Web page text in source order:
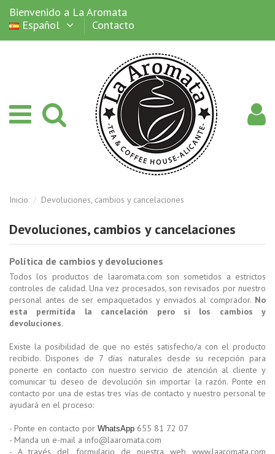
Bienvenido a La Aromata
Español
Contacto
Inicio Devoluciones, cambios y cancelaciones
Devoluciones, cambios y cancelaciones
Política de cambios y devoluciones
Todos los productos de laaromata.com son sometidos a estrictos
controles de calidad. Una vez procesados, son revisados por nuestro
personal antes de ser empaquetados y enviados al comprador. No
esta permitida la cancelación pero si los cambios y
devoluciones.
Existe la posibilidad de que no estés satisfecho/a con el producto
recibido. Dispones de 7 días naturales desde su recepción para
ponerte en contacto con nuestro servicio de atención al cliente y
comunicar tu deseo de devolución sin importar la razón. Ponte en
contacto por una de estas tres vías de contacto y nuestro personal te
ayudará en el proceso:
- Ponte en contacto por WhatsApp 655 81 72 07
- Manda un e-mail a info@laaromata.com
- A través del formulario de nuestra web www.laaromata.com